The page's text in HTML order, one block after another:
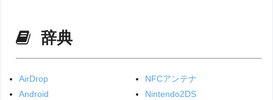
辞典
AirDrop
Android
NFCアンテナ
Nintendo2DS